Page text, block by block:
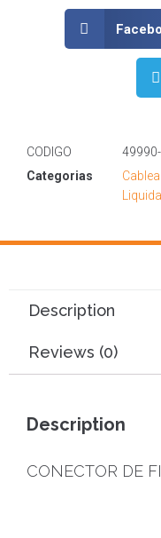
CODIGO
Categorias
Description
Reviews (0)
Description
CONECTOR DE